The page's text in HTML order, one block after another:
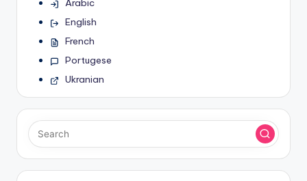
Arabic
English
French
Portugese
Ukranian